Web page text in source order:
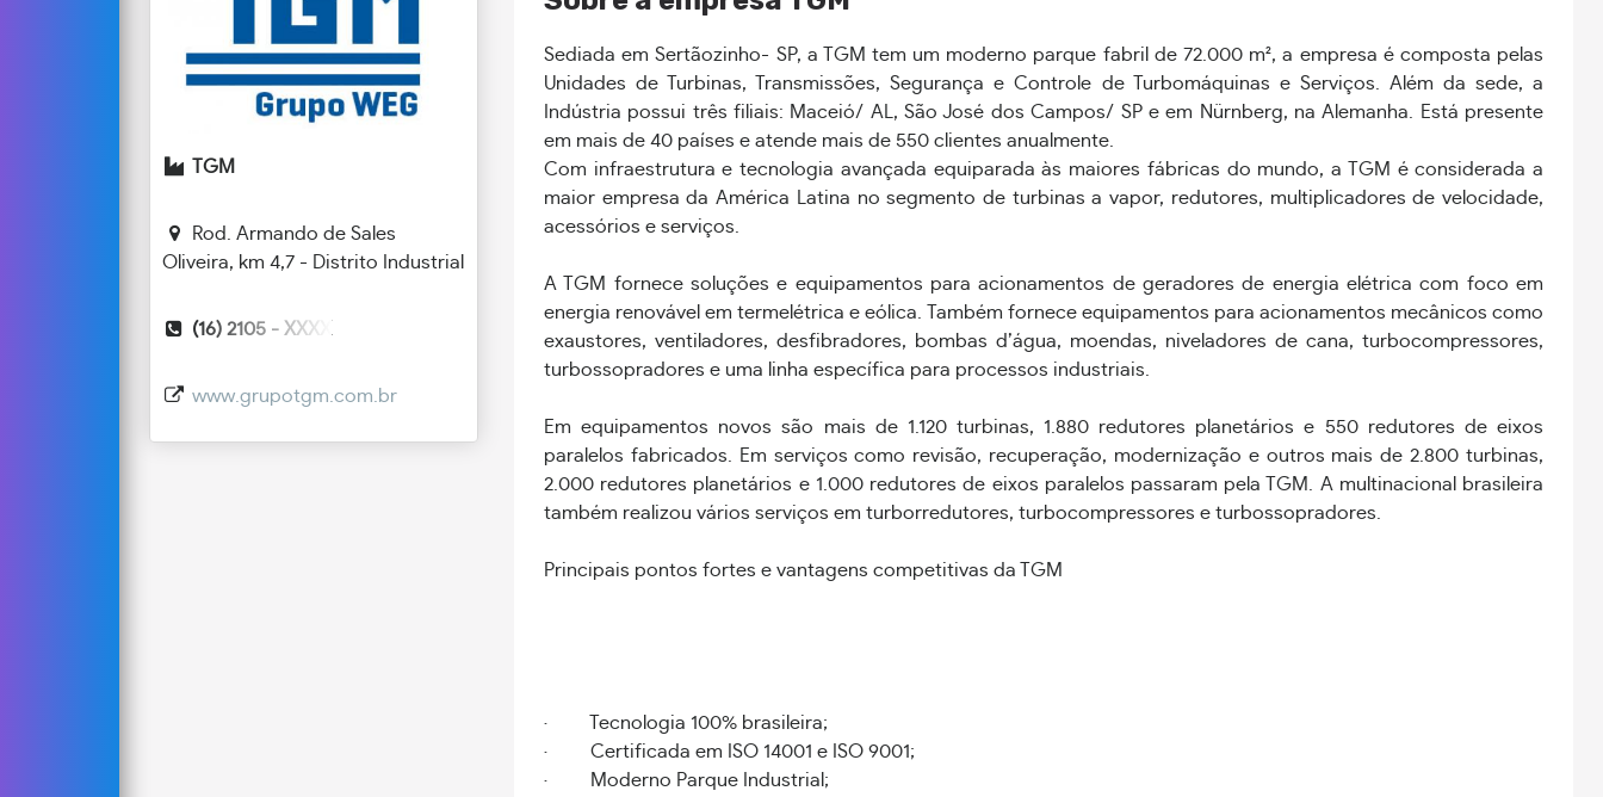
TGM
Rod. Armando de Sales
Oliveira, km 4,7 - Distrito Industrial
(16) 2105 -XXXX
www.grupotgm.com.br
Sediada em Sertãozinho- SP, a TGM tem um moderno parque fabril de 72.000 m², a empresa é composta pelas
Unidades de Turbinas, Transmissões, Segurança e Controle de Turbomáquinas e Serviços. Além da sede, a
Indústria possui três filiais: Maceió/ AL, São José dos Campos/ SP e em Nürnberg, na Alemanha. Está presente
em mais de 40 países e atende mais de 550 clientes anualmente.
Com infraestrutura e tecnologia avançada equiparada às maiores fábricas do mundo, a TGM é considerada a
maior empresa da América Latina no segmento de turbinas a vapor, redutores, multiplicadores de velocidade,
acessórios e serviços.
A TGM fornece soluções e equipamentos para acionamentos de geradores de energia elétrica com foco em
energia renovável em termelétrica e eólica. Também fornece equipamentos para acionamentos mecânicos como
exaustores, ventiladores, desfibradores, bombas d’água, moendas, niveladores de cana, turbocompressores,
turbossopradores e uma linha específica para processos industriais.
Em equipamentos novos são mais de 1.120 turbinas, 1.880 redutores planetários e 550 redutores de eixos
paralelos fabricados. Em serviços como revisão, recuperação, modernização e outros mais de 2.800 turbinas,
2.000 redutores planetários e 1.000 redutores de eixos paralelos passaram pela TGM. A multinacional brasileira
também realizou vários serviços em turborredutores, turbocompressores e turbossopradores.
Principais pontos fortes e vantagens competitivas da TGM
· Tecnologia 100% brasileira;
· Certificada em ISO 14001 e ISO 9001;
· Moderno Parque Industrial;